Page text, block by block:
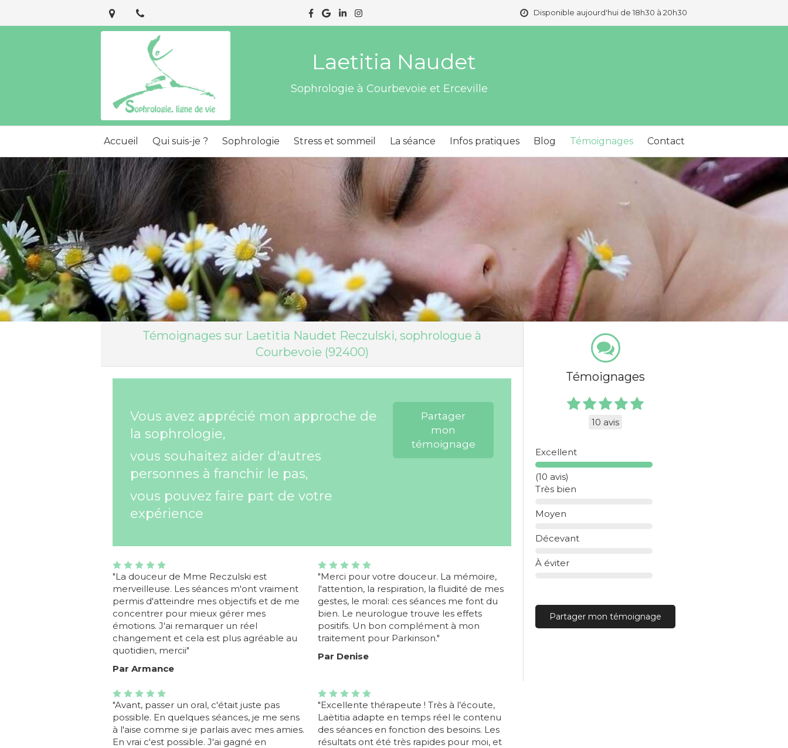
Disponible aujourd'hui de 18h30 à 20h30
Laetitia Naudet
Sophrologie à Courbevoie et Erceville
Accueil Qui suis-je ? Sophrologie Stress et sommeil La séance Infos pratiques Blog Témoignages Contact
Témoignages sur Laetitia Naudet Reczulski, sophrologue à
Courbevoie (92400)
Vous avez apprécié mon approche de
la sophrologie,
vous souhaitez aider d'autres
personnes à franchir le pas,
vous pouvez faire part de votre
expérience
Partager
mon
témoignage
"La douceur de Mme Reczulski est
merveilleuse. Les séances m'ont vraiment
permis d'atteindre mes objectifs et de me
concentrer pour mieux gérer mes
émotions. J'ai remarquer un réel
changement et cela est plus agréable au
quotidien, mercii"
Par Armance
"Merci pour votre douceur. La mémoire,
l'attention, la respiration, la fluidité de mes
gestes, le moral: ces séances me font du
bien. Le neurologue trouve les effets
positifs. Un bon complément à mon
traitement pour Parkinson."
Par Denise
"Avant, passer un oral, c'était juste pas
possible. En quelques séances, je me sens
à l'aise comme si je parlais avec mes amies.
En vrai c'est possible. J'ai gagné en
"Excellente thérapeute ! Très à l’écoute,
Laëtitia adapte en temps réel le contenu
des séances en fonction des besoins. Les
résultats ont été très rapides pour moi, et
Témoignages
10 avis
Excellent
(10 avis)
Très bien
Moyen
Décevant
À éviter
Partager mon témoignage